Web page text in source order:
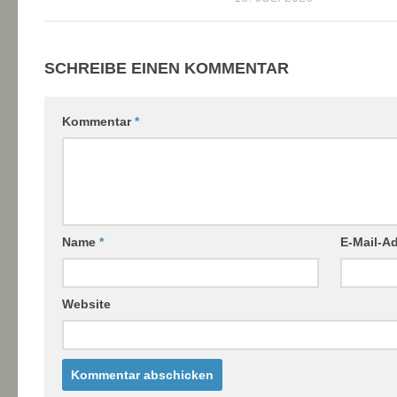
SCHREIBE EINEN KOMMENTAR
Kommentar*
Name * E-Mail-
Website